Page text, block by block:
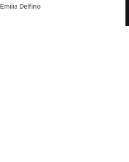
Emilia Delfino